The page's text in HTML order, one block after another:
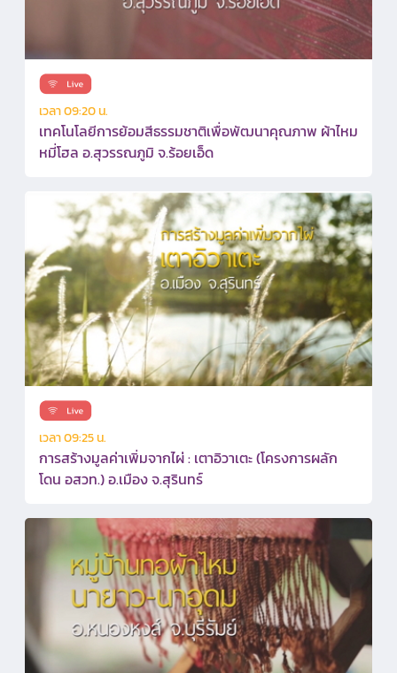
เวลา 09:20 น.
เทคโนโลยีการย้อมสีธรรมชาติเพื่อพัฒนาคุณภาพ ผ้าไหม
หมี่โฮล อ.สุวรรณภูมิ จ.ร้อยเอ็ด
เวลา 09:25 น.
การสร้างมูลค่าเพิ่มจากไผ่ : เตาอิวาเตะ (โครงการผลัก
โดน อสวท.) อ.เมือง จ.สุรินทร์